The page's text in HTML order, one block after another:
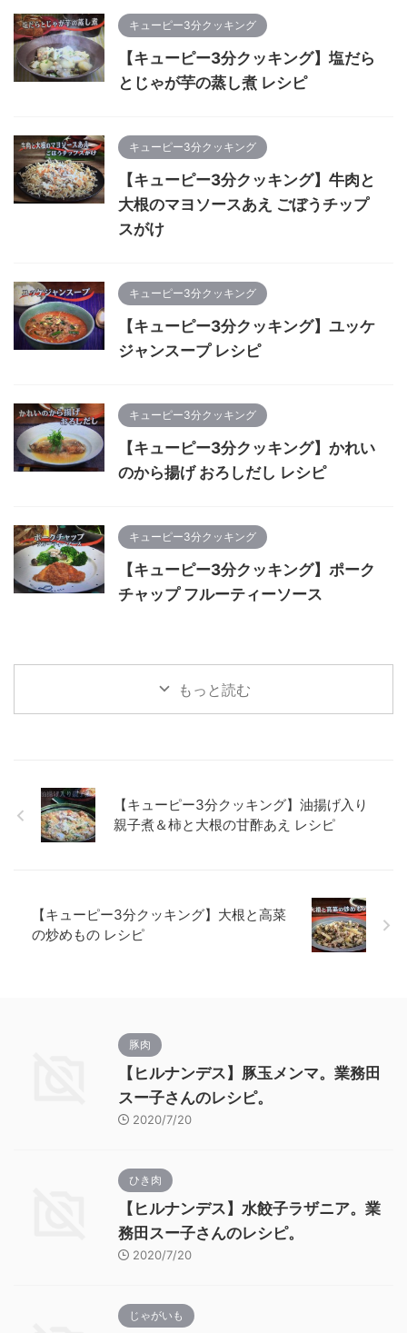
キューピー3分クッキング
【キューピー3分クッキング】塩だら
とじゃが芋の蒸し煮 レシピ
キューピー3分クッキング
【キューピー3分クッキング】牛肉と
大根のマヨソースあえ ごぼうチップ
スがけ
キューピー3分クッキング
【キューピー3分クッキング】ユッケ
ジャンスープ レシピ
キューピー3分クッキング
【キューピー3分クッキング】かれい
のから揚げ おろしだし レシピ
キューピー3分クッキング
【キューピー3分クッキング】ポーク
チャップ フルーティーソース
もっと読む
【キューピー3分クッキング】油揚げ入り
親子煮＆柿と大根の甘酢あえ レシピ
【キューピー3分クッキング】大根と高菜
の炒めもの レシピ
豚肉
【ヒルナンデス】豚玉メンマ。業務田
スー子さんのレシピ。
2020/7/20
ひき肉
【ヒルナンデス】水餃子ラザニア。業
務田スー子さんのレシピ。
2020/7/20
じゃがいも